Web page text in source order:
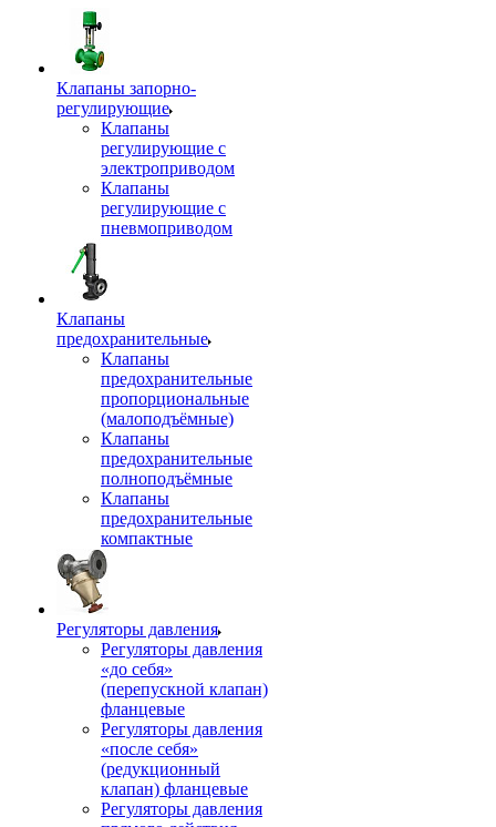
Клапаны запорно-
регулирующие
Клапаны
регулирующие с
электроприводом
Клапаны
регулирующие с
пневмоприводом
Клапаны
предохранительные
Клапаны
предохранительные
пропорциональные
(малоподъёмные)
Клапаны
предохранительные
полноподъёмные
Клапаны
предохранительные
компактные
Регуляторы давления
Регуляторы давления
«до себя»
(перепускной клапан)
фланцевые
Регуляторы давления
«после себя»
(редукционный
клапан) фланцевые
Регуляторы давления